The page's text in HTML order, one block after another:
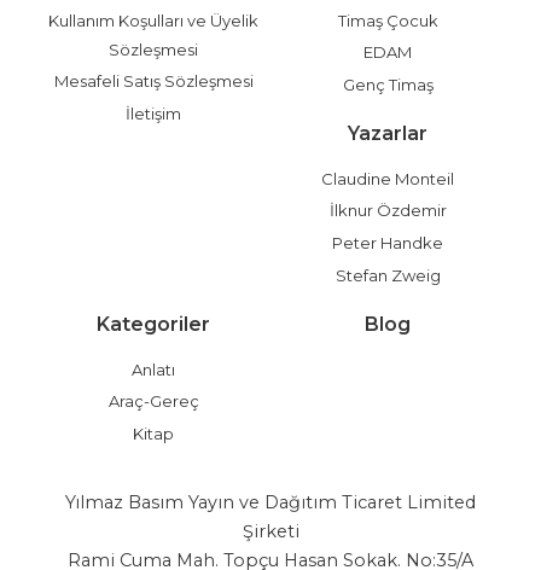
Kullanım Koşulları ve Üyelik
Sözleşmesi
Mesafeli Satış Sözleşmesi
İletişim
Timaş Çocuk
EDAM
Genç Timaş
Yazarlar
Claudine Monteil
İlknur Özdemir
Peter Handke
Stefan Zweig
Kategoriler
Anlatı
Araç-Gereç
Kitap
Blog
Yılmaz Basım Yayın ve Dağıtım Ticaret Limited
Şirketi
Rami Cuma Mah. Topçu Hasan Sokak. No:35/A